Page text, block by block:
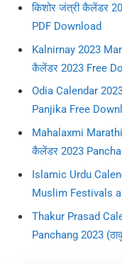
किशोर जंत्री कैलेंडर
PDF Download
Kalnirnay 2023
कैलेंडर 2023 Free
Odia Calendar
Panjika Free
Mahalaxmi Marathi
कैलेंडर 2023
Islamic Urdu
Muslim Festivals
Thakur Prasad
Panchang 2023